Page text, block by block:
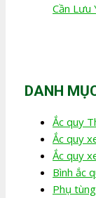
Cần Lưu
DANH
Ắc quy
Ắc quy
Ắc quy
Bình ắc
Phụ